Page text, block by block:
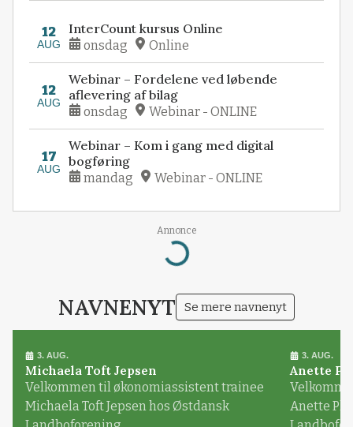
12
AUG
InterCount kursus Online
onsdag Online
12
AUG
Webinar – Fordelene ved løbende
aflevering af bilag
onsdag Webinar - ONLINE
17
AUG
Webinar – Kom i gang med digital
bogføring
mandag Webinar - ONLINE
Annonce
Loading...
NAVNENYT Se mere navnenyt
3. AUG.
Michaela Toft Jepsen
Velkommen til økonomiassistent trainee
Michaela Toft Jepsen hos Østdansk
3. AUG.
Anette
Anette